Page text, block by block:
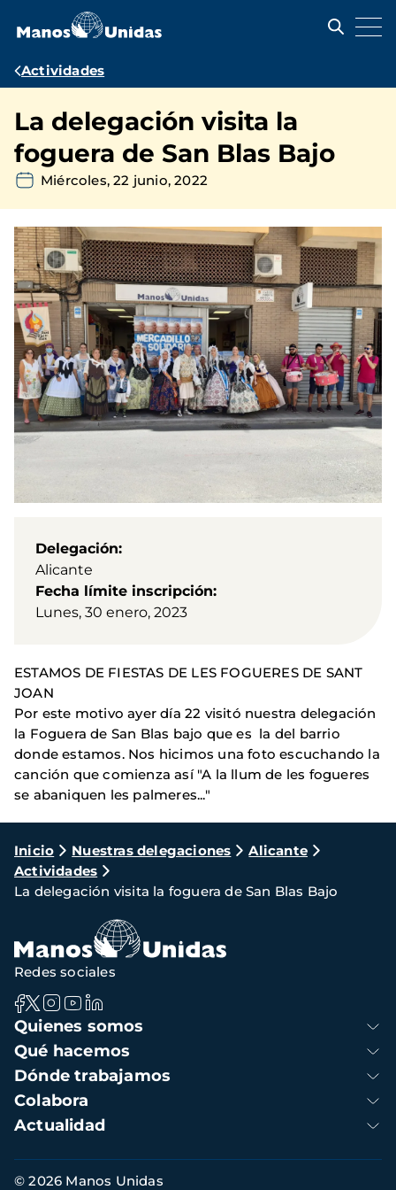
contenido
Ruta
navegación
Actividades
La delegación visita la
foguera de San Blas Bajo
Miércoles, 22 junio, 2022
Delegación
Alicante
Fecha límite inscripción
Lunes, 30 enero, 2023
ESTAMOS DE FIESTAS DE LES FOGUERES DE SANT
JOAN
Por este motivo ayer día 22 visitó nuestra delegación
la Foguera de San Blas bajo que es la del barrio
donde estamos. Nos hicimos una foto escuchando la
canción que comienza así "A la llum de les fogueres
se abaniquen les palmeres..."
Ruta
de
navegación
Inicio Nuestras delegaciones
Alicante
Actividades
La delegación visita la foguera de San Blas Bajo
Navegación
principal
Quienes somos
Qué hacemos
Dónde trabajamos
Colabora
Actualidad
Redes sociales
Información
© 2026 Manos Unidas